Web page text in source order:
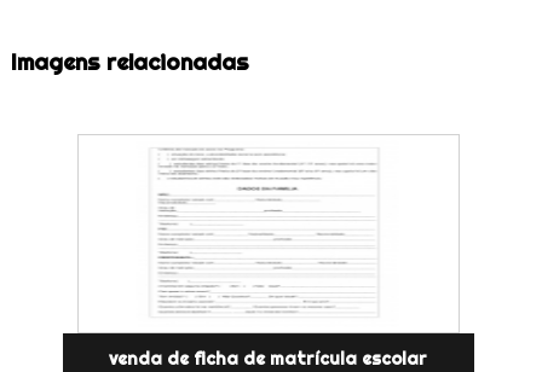
Imagens relacionadas
venda de ficha de matrícula escolar